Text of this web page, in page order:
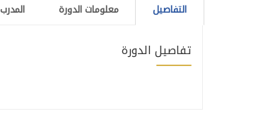
التفاصيل معلومات الدورة المدرب
تفاصيل الدورة